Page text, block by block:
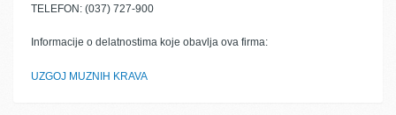
TELEFON: (037) 727-900
Informacije o delatnostima koje obavlja ova firma:
UZGOJ MUZNIH KRAVA